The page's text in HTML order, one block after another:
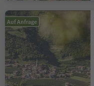
Auf Anfrage